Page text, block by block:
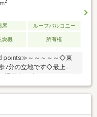
2
屋
ルーフバルコニー
燥機 所有権
points≫～～～～～◇東
7分の立地です◇最上
通風良好◇39.98㎡の二面
です◇専有面積65.75㎡
新規リノベーション済
～～～～～～～～～～
0円から購入可!長期低金